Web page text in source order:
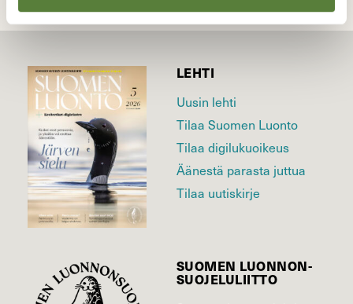
LEHTI
Uusin lehti
Tilaa Suomen Luonto
Tilaa digilukuoikeus
Äänestä parasta juttua
Tilaa uutiskirje
SUOMEN LUONNON­
SUOJELU­LIITTO